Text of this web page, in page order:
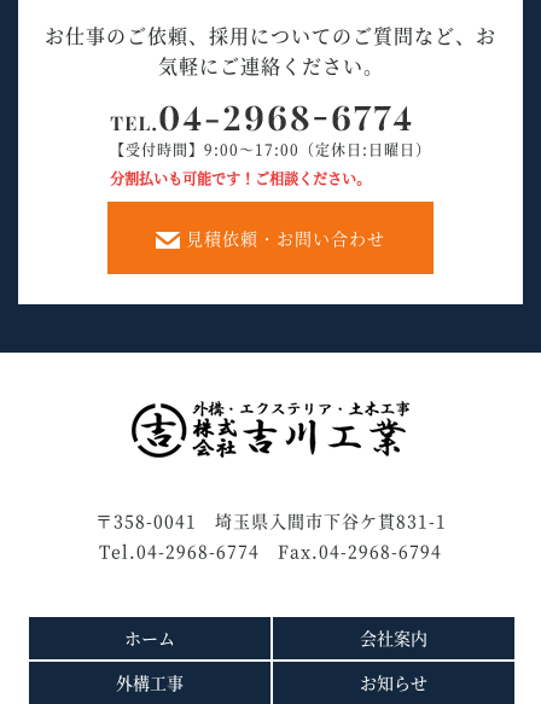
お仕事のご依頼、採用についてのご質問など、お
気軽にご連絡ください。
【受付時間】9:00～17:00（定休日:日曜日）
分割払いも可能です！ご相談ください。
見積依頼・お問い合わせ
〒358-0041 埼玉県入間市下谷ケ貫831-1
Tel.04-2968-6774 Fax.04-2968-6794
ホーム
外構工事
会社案内
お知らせ